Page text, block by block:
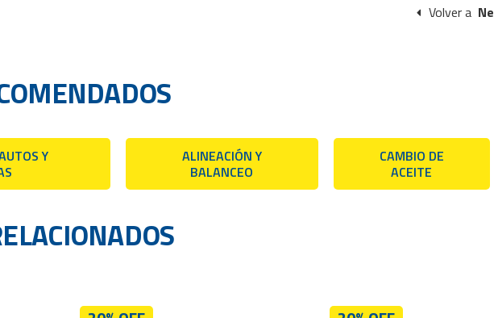
Volver a
Y
ALINEACIÓN Y
BALANCEO
CAMBIO DE
ACEITE